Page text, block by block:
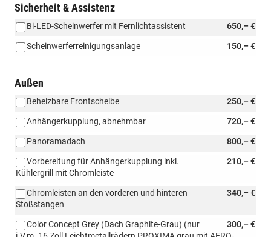
Sicherheit & Assistenz
650,– €
Bi-LED-Scheinwerfer mit Fernlichtassistent
150,– €
Scheinwerferreinigungsanlage
Außen
250,– €
Beheizbare Frontscheibe
720,– €
Anhängerkupplung, abnehmbar
800,– €
Panoramadach
210,– €
Vorbereitung für Anhängerkupplung inkl.
Kühlergrill mit Chromleiste
340,– €
Chromleisten an den vorderen und hinteren
Stoßstangen
300,– €
Color Concept Grey (Dach Graphite-Grau) (nur